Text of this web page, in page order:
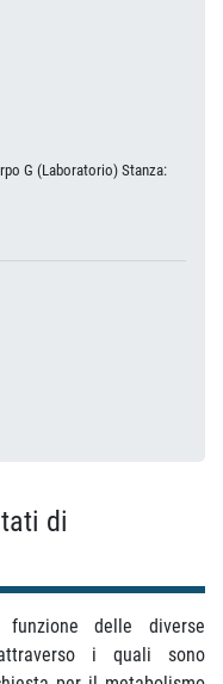
G (Laboratorio) Stanza:
di
delle diverse
i quali sono